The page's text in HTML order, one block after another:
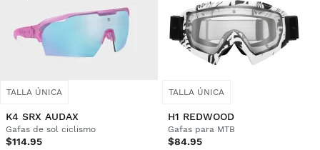
TALLA ÚNICA
K4 SRX AUDAX
Gafas de sol ciclismo
$114.95
TALLA ÚNICA
H1 REDWOOD
Gafas para MTB
$84.95